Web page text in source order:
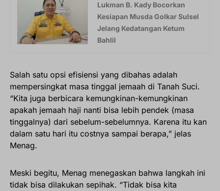
Lukman B. Kady Bocorkan
Kesiapan Musda Golkar Sulsel
Jelang Kedatangan Ketum
Bahlil
Salah satu opsi efisiensi yang dibahas adalah
mempersingkat masa tinggal jemaah di Tanah Suci.
“Kita juga berbicara kemungkinan-kemungkinan
apakah jemaah haji nanti bisa lebih pendek (masa
tinggalnya) dari sebelum-sebelumnya. Karena itu kan
dalam satu hari itu costnya sampai berapa,” jelas
Menag.
Meski begitu, Menag menegaskan bahwa langkah ini
tidak bisa dilakukan sepihak. “Tidak bisa kita